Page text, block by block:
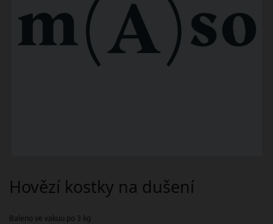
Baleno ve vakuu po 3 kg
Hovězí kostky na dušení